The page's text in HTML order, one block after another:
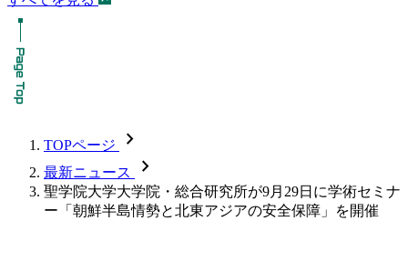
TOPページ chevron_forward
最新ニュース chevron_forward
聖学院大学大学院・総合研究所が9月29日に学術セミナ
ー「朝鮮半島情勢と北東アジアの安全保障」を開催